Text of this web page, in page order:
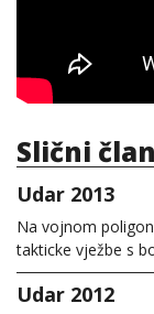
Slični
Udar 2013
Na vojnom
takticke vježbe s
Udar 2012